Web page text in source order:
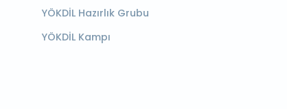
YÖKDİL Hazırlık Grubu
YÖKDİL Kampı